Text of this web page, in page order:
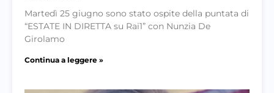
Martedì 25 giugno sono stato ospite della puntata di
“ESTATE IN DIRETTA su Rai1” con Nunzia De
Girolamo
Continua a leggere »